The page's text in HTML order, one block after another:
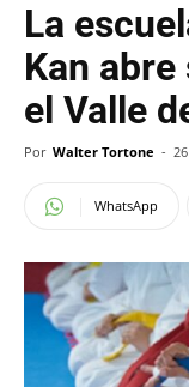
La
Kan
el Valle
Por Walter Tortone -
WhatsApp